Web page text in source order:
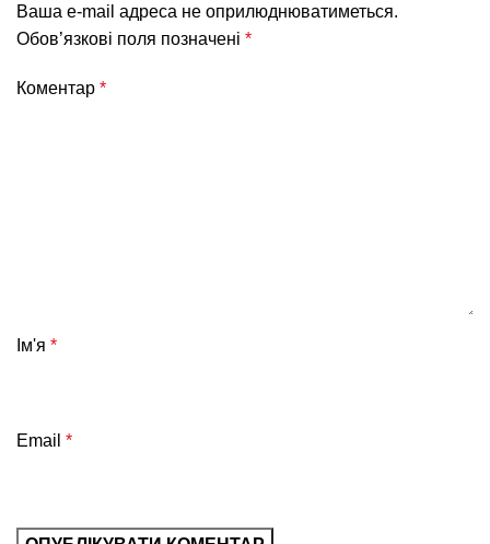
Ваша e-mail адреса не оприлюднюватиметься.
Обов’язкові поля позначені *
Коментар *
Ім'я *
Email *